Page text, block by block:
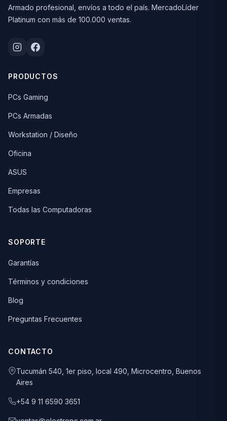
Armado profesional, envíos a todo el país. MercadoLíder
Platinum con más de 100.000 ventas.
PRODUCTOS
PCs Gaming
PCs Armadas
Workstation / Diseño
Oficina
ASUS
Empresas
Todas las Computadoras
SOPORTE
Garantías
Términos y condiciones
Blog
Preguntas Frecuentes
CONTACTO
Tucumán 540, 1er piso, local 490, Microcentro, Buenos
Aires
+54 9 11 6590 3651